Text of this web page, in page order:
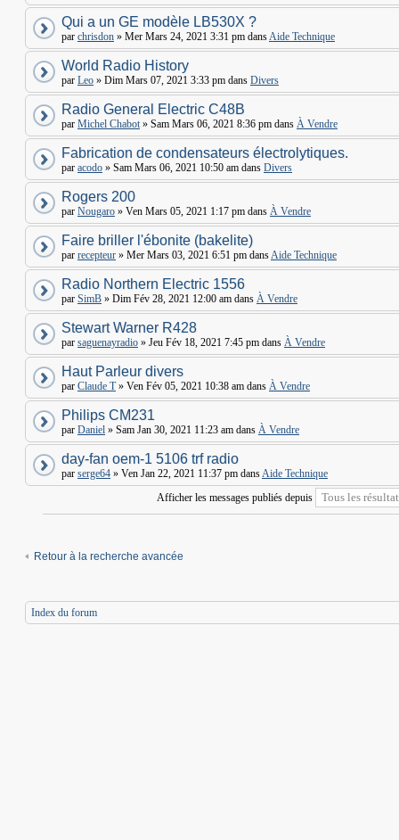
Qui a un GE modèle LB530X ?
par chrisdon » Mer Mars 24, 2021 3:31 pm dansAide Technique
World Radio History
par Leo » Dim Mars 07, 2021 3:33 pm dans Divers
Radio General Electric C48B
par Michel Chabot» Sam Mars 06, 2021 8:36 pm dans À Vendre
Fabrication de condensateurs électrolytiques.
par acodo » Sam Mars 06, 2021 10:50 am dans Divers
Rogers 200
par Nougaro » Ven Mars 05, 2021 1:17 pm dans À Vendre
Faire briller l'ébonite (bakelite)
par recepteur » Mer Mars 03, 2021 6:51 pm dansAide Technique
Radio Northern Electric 1556
par SimB » Dim Fév 28, 2021 12:00 am dans À Vendre
Stewart Warner R428
par saguenayradio » Jeu Fév 18, 2021 7:45 pm dans À Vendre
Haut Parleur divers
par Claude T» Ven Fév 05, 2021 10:38 am dans À Vendre
Philips CM231
par Daniel » Sam Jan 30, 2021 11:23 am dans À Vendre
day-fan oem-1 5106 trf radio
par serge64 » Ven Jan 22, 2021 11:37 pm dansAide Technique
Afficher les messages publiés depuis
Retour à la recherche avancée
Index du forum